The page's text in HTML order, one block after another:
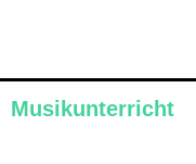
Musikunterricht